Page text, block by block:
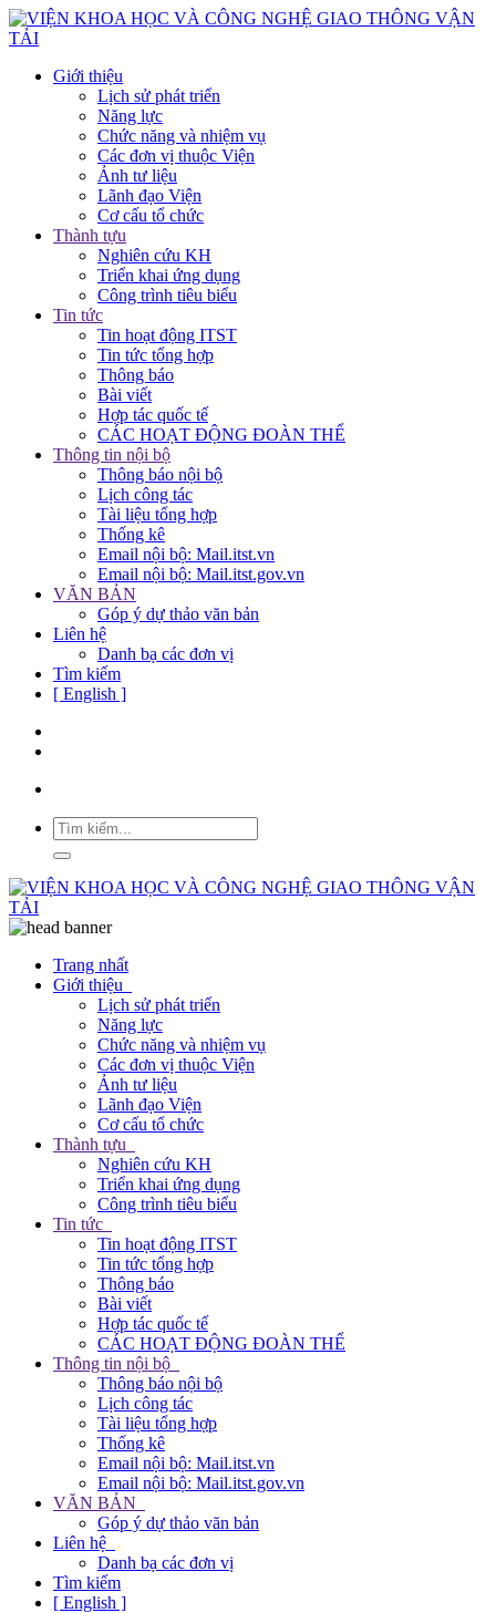
Giới thiệu
Lịch sử phát triển
Năng lực
Chức năng và nhiệm vụ
Các đơn vị thuộc Viện
Ảnh tư liệu
Lãnh đạo Viện
Cơ cấu tổ chức
Thành tựu
Nghiên cứu KH
Triển khai ứng dụng
Công trình tiêu biểu
Tin tức
Tin hoạt động ITST
Tin tức tổng hợp
Thông báo
Bài viết
Hợp tác quốc tế
CÁC HOẠT ĐỘNG ĐOÀN THỂ
Thông tin nội bộ
Thông báo nội bộ
Lịch công tác
Tài liệu tổng hợp
Thống kê
Email nội bộ: Mail.itst.vn
Email nội bộ: Mail.itst.gov.vn
VĂN BẢN
Góp ý dự thảo văn bản
Liên hệ
Danh bạ các đơn vị
Tìm kiếm
[ English ]
Trang nhất
Giới thiệu
Lịch sử phát triển
Năng lực
Chức năng và nhiệm vụ
Các đơn vị thuộc Viện
Ảnh tư liệu
Lãnh đạo Viện
Cơ cấu tổ chức
Thành tựu
Nghiên cứu KH
Triển khai ứng dụng
Công trình tiêu biểu
Tin tức
Tin hoạt động ITST
Tin tức tổng hợp
Thông báo
Bài viết
Hợp tác quốc tế
CÁC HOẠT ĐỘNG ĐOÀN THỂ
Thông tin nội bộ
Thông báo nội bộ
Lịch công tác
Tài liệu tổng hợp
Thống kê
Email nội bộ: Mail.itst.vn
Email nội bộ: Mail.itst.gov.vn
VĂN BẢN
Góp ý dự thảo văn bản
Liên hệ
Danh bạ các đơn vị
Tìm kiếm
[ English ]